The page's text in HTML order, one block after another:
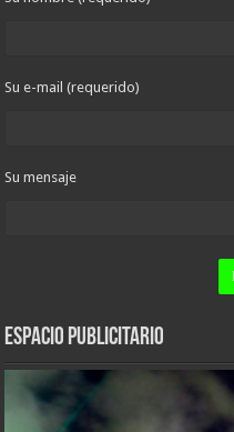
Su e-mail (requerido)
Su mensaje
ESPACIO PUBLICITARIO